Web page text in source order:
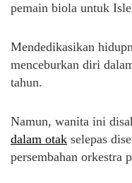
pemain biola untuk
Mendedikasikan
menceburkan diri
tahun.
Namun, wanita ini
dalam otak selepas
persembahan orkestra